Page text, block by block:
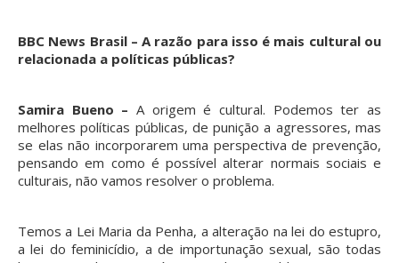
BBC News Brasil – A razão para isso é mais cultural ou
relacionada a políticas públicas?
Samira Bueno – A origem é cultural. Podemos ter as
melhores políticas públicas, de punição a agressores, mas
se elas não incorporarem uma perspectiva de prevenção,
pensando em como é possível alterar normais sociais e
culturais, não vamos resolver o problema.
Temos a Lei Maria da Penha, a alteração na lei do estupro,
a lei do feminicídio, a de importunação sexual, são todas